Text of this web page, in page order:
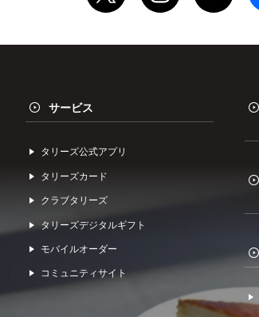
サービス
タリーズ公式アプリ
タリーズカード
クラブタリーズ
タリーズデジタルギフト
モバイルオーダー
コミュニティサイト